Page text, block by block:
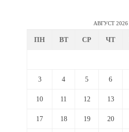
АВГУСТ 2026
ПН ВТ СР ЧТ
3 4 5 6
10 11 12 13
17 18 19 20